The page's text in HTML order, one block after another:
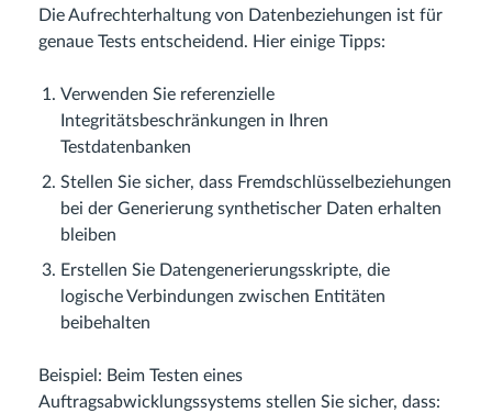
Die Aufrechterhaltung von Datenbeziehungen ist für
genaue Tests entscheidend. Hier einige Tipps:
Verwenden Sie referenzielle
Integritätsbeschränkungen in Ihren
Testdatenbanken
Stellen Sie sicher, dass Fremdschlüsselbeziehungen
bei der Generierung synthetischer Daten erhalten
bleiben
Erstellen Sie Datengenerierungsskripte, die
logische Verbindungen zwischen Entitäten
beibehalten
Beispiel: Beim Testen eines
Auftragsabwicklungssystems stellen Sie sicher, dass: